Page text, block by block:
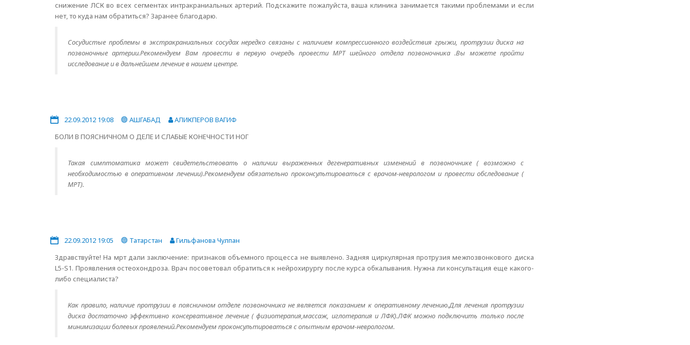
снижение ЛСК во всех сегментах интракраниальных артерий. Подскажите пожалуйста, ваша клиника занимается такими проблемами и если
нет, то куда нам обратиться? Заранее благодарю.
Сосудистые проблемы в экстракраниальных сосудах нередко связаны с наличием компрессионного воздействия грыжи, протрузии диска на
позвоночные артерии.Рекомендуем Вам провести в первую очередь провести МРТ шейного отдела позвоночника .Вы можете пройти
исследование и в дальнейшем лечение в нашем центре.
22.09.2012 19:08 АШГАБАД
АЛИКПЕРОВ ВАГИФ
БОЛИ В ПОЯСНИЧНОМ О ДЕЛЕ И СЛАБЫЕ КОНЕЧНОСТИ НОГ
Такая симптоматика может свидетельствовать о наличии выраженных дегенеративных изменений в позвоночнике ( возможно с
необходимостью в оперативном лечении).Рекомендуем обязательно проконсультироваться с врачом-неврологом и провести обследование (
МРТ).
22.09.2012 19:05 Татарстан
Гильфанова Чулпан
Здравствуйте! На мрт дали заключение: признаков объемного процесса не выявлено. Задняя циркулярная протрузия межпозвонкового диска
L5-S1. Проявления остеохондроза. Врач посоветовал обратиться к нейрохирургу после курса обкалывания. Нужна ли консультация еще какого-
либо специалиста?
Как правило, наличие протрузии в поясничном отделе позвоночника не является показанием к оперативному лечению.Для лечения протрузии
диска достаточно эффективно консервативное лечение ( физиотерапия,массаж, иглотерапия и ЛФК).ЛФК можно подключить только после
минимизации болевых проявлений.Рекомендуем проконсультироваться с опытным врачом-неврологом.